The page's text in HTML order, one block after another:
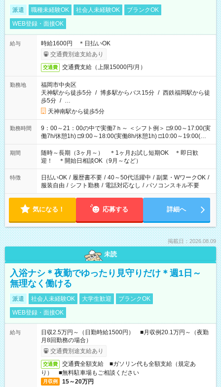
派遣 職種未経験OK 社会人未経験OK
ブランクOK
WEB登録・面接OK
給与
時給1600円 ＊日払いOK
交通費別途支給あり
交通費 交通費支給（上限15000円/月）
勤務地
福岡市中央区
天神駅から徒歩5分 / 博多駅からバス15分 / 西鉄福岡駅から徒
歩5分 / …
天神南駅から徒歩5分
勤務時間
9：00～21：00の中で実働7ｈ～ ＜シフト例＞ □9:00～17:00(実
働7h/休憩1h) □9:00～18:00(実働8h/休憩1h) □10:00～19:00(実
働8h/休憩1h) □11:00～20:00(実働8h/休憩1h) □12:00～20:00(実
働7h/休憩1h) □12:00～21:00(実働7h/休憩1h) ＊固定OK ＊選べ
る時間帯！
期間
随時～長期（3ヶ月～） ＊1ヶ月お試し短期OK ＊即日歓
迎！ ＊開始日相談OK（9月～など）
特徴 日払いOK / 履歴書不要 / 40～50代活躍中 / 副業・WワークOK /
服装自由 / シフト勤務 / 電話対応なし / パソコンスキル不要
気になる！ 応募する 詳細へ
掲載日：2026.08.09
未読
入浴ナシ＊夜勤でゆったり見守りだけ＊週1日～
無理なく働ける
派遣 社会人未経験OK 大学生歓迎
ブランクOK
WEB登録・面接OK
給与
日収2.5万円～（日勤時給1500円） ■月収例20.1万円～（夜勤
月8回勤務の場合）
交通費別途支給あり
交通費
交通費全額支給 ■ガソリン代も全額支給（規定あ
り） ■無料駐車場もご相談ください
月収例 15～20万円